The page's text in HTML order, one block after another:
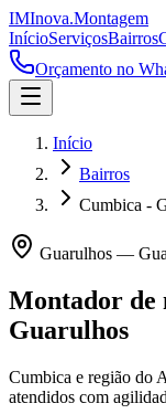
IMInova.Montagem
InícioServiçosBairros
Orçamento no
Início
Bairros
Cumbica -
Guarulhos —
Montador de
Guarulhos
Cumbica e região do
atendidos com